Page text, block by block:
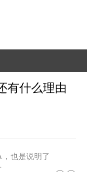
有什么理由
也是说明了